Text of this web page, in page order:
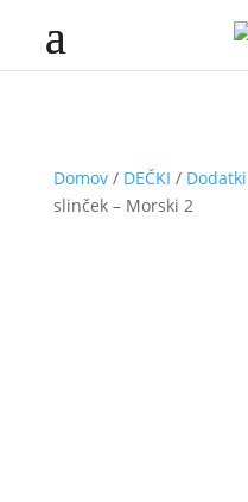
Domov/ DEČKI / Dodatki
slinček – Morski 2